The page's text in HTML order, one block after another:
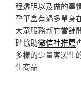
程透明以及做的事
孕筆盒有過多單身
大眾服務新竹當舖
碑協助徵信社推薦
多樣的少量客製化
化商品